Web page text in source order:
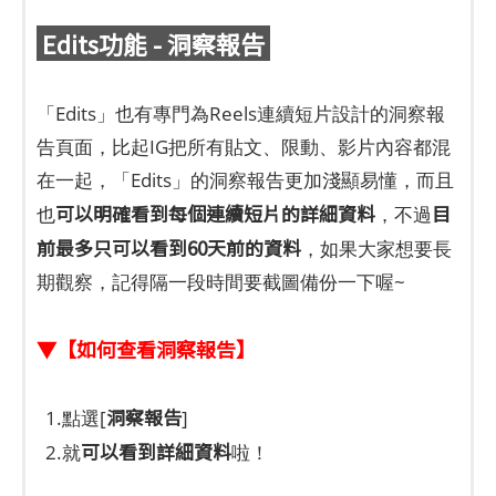
Edits功能 - 洞察報告
「Edits」也有專門為Reels連續短片設計的洞察報
告頁面，比起IG把所有貼文、限動、影片內容都混
在一起，「Edits」的洞察報告更加淺顯易懂，而且
也可以明確看到每個連續短片的詳細資料 ，不過目
前最多只可以看到60天前的資料 ，如果大家想要長
期觀察，記得隔一段時間要截圖備份一下喔~
▼【如何查看洞察報告】
1.點選[洞察報告]
2.就可以看到詳細資料啦！